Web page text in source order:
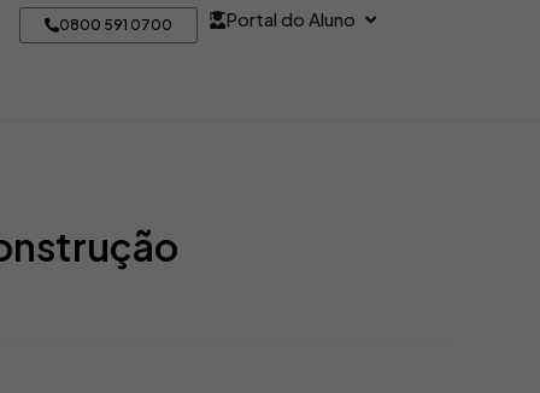
0800 591 0700 Portal do Aluno Open Portal do